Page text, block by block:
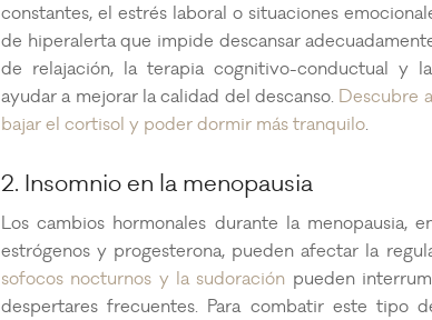
constantes, el estrés laboral o situaciones
de hiperalerta que impide descansar
de relajación, la terapia cognitivo-conductual y
ayudar a mejorar la calidad del descanso. Descubre
bajar el cortisol y poder dormir más tranquilo.
2. Insomnio en la menopausia
Los cambios hormonales durante la menopausia,
estrógenos y progesterona, pueden afectar la
sofocos nocturnos y la sudoración pueden
despertares frecuentes. Para combatir este tipo